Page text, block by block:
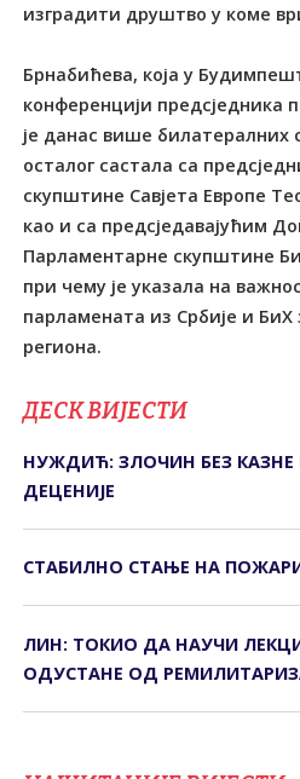
изградити друштво у коме
Брнабићева, која у
конференцији предсједника
је данас више билатералних
осталог састала са
скупштине Савјета Европе
као и са предсједавајућим
Парламентарне скупштине
при чему је указала на
парламената из Србије и
региона.
ДЕСК ВИЈЕСТИ
НУЖДИЋ: ЗЛОЧИН БЕЗ
ДЕЦЕНИЈЕ
СТАБИЛНО СТАЊЕ НА
ЛИН: ТОКИО ДА НАУЧИ
ОДУСТАНЕ ОД